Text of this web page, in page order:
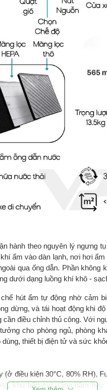
hành theo nguyên lý ngưng
ẩm vào dàn lạnh, nơi hơi
qua ống dẫn. Phần
dưới dạng luồng khí khô -
hút ẩm tự động nhờ cảm
dừng, và tái hoạt động khi
điều chỉnh thủ công. Với
cho phòng ngủ, phòng
thiết bị điện tử và sức
điều kiện 30°C, 80% RH),
khu bếp mở, tầng hầm hay